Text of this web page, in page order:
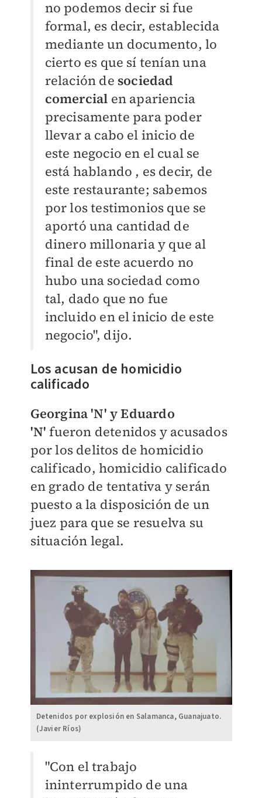
no podemos decir si fue
formal, es decir, establecida
mediante un documento, lo
cierto es que sí tenían una
relación de sociedad
comercial en apariencia
precisamente para poder
llevar a cabo el inicio de
este negocio en el cual se
está hablando , es decir, de
este restaurante; sabemos
por los testimonios que se
aportó una cantidad de
dinero millonaria y que al
final de este acuerdo no
hubo una sociedad como
tal, dado que no fue
incluido en el inicio de este
negocio", dijo.
Los acusan de homicidio
calificado
Georgina 'N' y Eduardo
'N' fueron detenidos y acusados
por los delitos de homicidio
calificado, homicidio calificado
en grado de tentativa y serán
puesto a la disposición de un
juez para que se resuelva su
situación legal.
Detenidos por explosión en Salamanca, Guanajuato.
(Javier Ríos)
"Con el trabajo
ininterrumpido de una